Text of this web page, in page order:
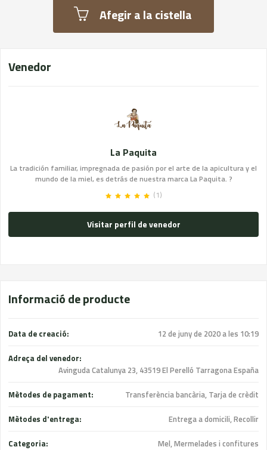
Afegir a la cistella
Venedor
La Paquita
La tradición familiar, impregnada de pasión por el arte de la apicultura y el
mundo de la miel, es detrás de nuestra marca La Paquita. ?
(1)
Visitar perfil de venedor
Informació de producte
Data de creació: 12 de juny de 2020 a les 10:19
Adreça del venedor:
Avinguda Catalunya 23, 43519 El Perelló Tarragona España
Mètodes de pagament: Transferència bancària, Tarja de crèdit
Mètodes d'entrega: Entrega a domicili, Recollir
Categoria: Mel, Mermelades i confitures